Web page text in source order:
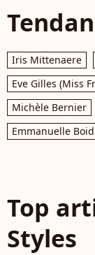
Iris Mittenaere
Eve Gilles (Miss
Michèle Bernier
Emmanuelle
Top
Styles